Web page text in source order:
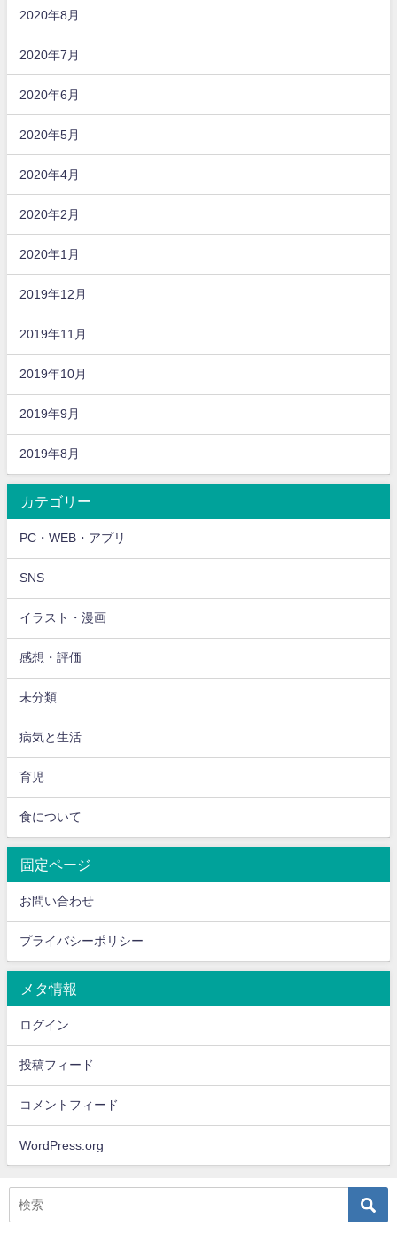
2020年8月
2020年7月
2020年6月
2020年5月
2020年4月
2020年2月
2020年1月
2019年12月
2019年11月
2019年10月
2019年9月
2019年8月
カテゴリー
PC・WEB・アプリ
SNS
イラスト・漫画
感想・評価
未分類
病気と生活
育児
食について
固定ページ
お問い合わせ
プライバシーポリシー
メタ情報
ログイン
投稿フィード
コメントフィード
WordPress.org